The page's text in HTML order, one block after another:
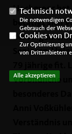
Hochmoor hat
betätigt sich
der
Senioren-
Vorbildliche
Technisch
Die notwendigen
Gebrauch der
Cookies von
Zur Optimierung
von Drittanbietern
Alle akzeptieren